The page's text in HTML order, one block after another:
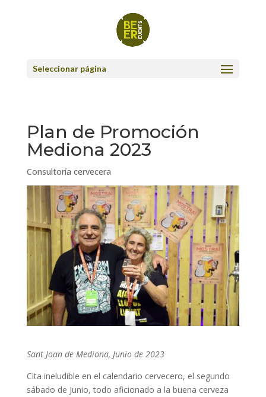
Seleccionar página
Plan de Promoción
Mediona 2023
Consultoría cervecera
Sant Joan de Mediona, Junio de 2023
Cita ineludible en el calendario cervecero, el segundo
sábado de Junio, todo aficionado a la buena cerveza